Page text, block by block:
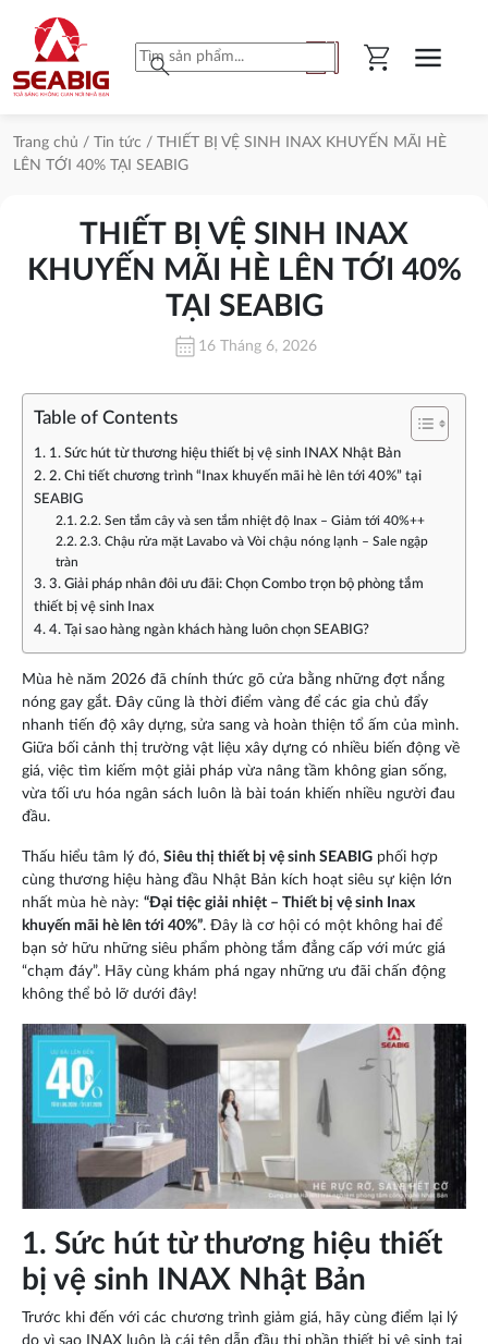
search shopping_cart menu
Trang chủ / Tin tức / THIẾT BỊ VỆ SINH INAX KHUYẾN MÃI HÈ
LÊN TỚI 40% TẠI SEABIG
THIẾT BỊ VỆ SINH INAX
KHUYẾN MÃI HÈ LÊN TỚI 40%
TẠI SEABIG
calendar_month 16 Tháng 6, 2026
Table of Contents
1. Sức hút từ thương hiệu thiết bị vệ sinh INAX Nhật Bản
2. Chi tiết chương trình “Inax khuyến mãi hè lên tới 40%” tại
SEABIG
2.2. Sen tắm cây và sen tắm nhiệt độ Inax – Giảm tới 40%++
2.3. Chậu rửa mặt Lavabo và Vòi chậu nóng lạnh – Sale ngập
tràn
3. Giải pháp nhân đôi ưu đãi: Chọn Combo trọn bộ phòng tắm
thiết bị vệ sinh Inax
4. Tại sao hàng ngàn khách hàng luôn chọn SEABIG?
Mùa hè năm 2026 đã chính thức gõ cửa bằng những đợt nắng
nóng gay gắt. Đây cũng là thời điểm vàng để các gia chủ đẩy
nhanh tiến độ xây dựng, sửa sang và hoàn thiện tổ ấm của mình.
Giữa bối cảnh thị trường vật liệu xây dựng có nhiều biến động về
giá, việc tìm kiếm một giải pháp vừa nâng tầm không gian sống,
vừa tối ưu hóa ngân sách luôn là bài toán khiến nhiều người đau
đầu.
Thấu hiểu tâm lý đó, Siêu thị thiết bị vệ sinh SEABIG phối hợp
cùng thương hiệu hàng đầu Nhật Bản kích hoạt siêu sự kiện lớn
nhất mùa hè này: “Đại tiệc giải nhiệt – Thiết bị vệ sinh Inax
khuyến mãi hè lên tới 40%”. Đây là cơ hội có một không hai để
bạn sở hữu những siêu phẩm phòng tắm đẳng cấp với mức giá
“chạm đáy”. Hãy cùng khám phá ngay những ưu đãi chấn động
không thể bỏ lỡ dưới đây!
1. Sức hút từ thương hiệu thiết
bị vệ sinh INAX Nhật Bản
Trước khi đến với các chương trình giảm giá, hãy cùng điểm lại lý